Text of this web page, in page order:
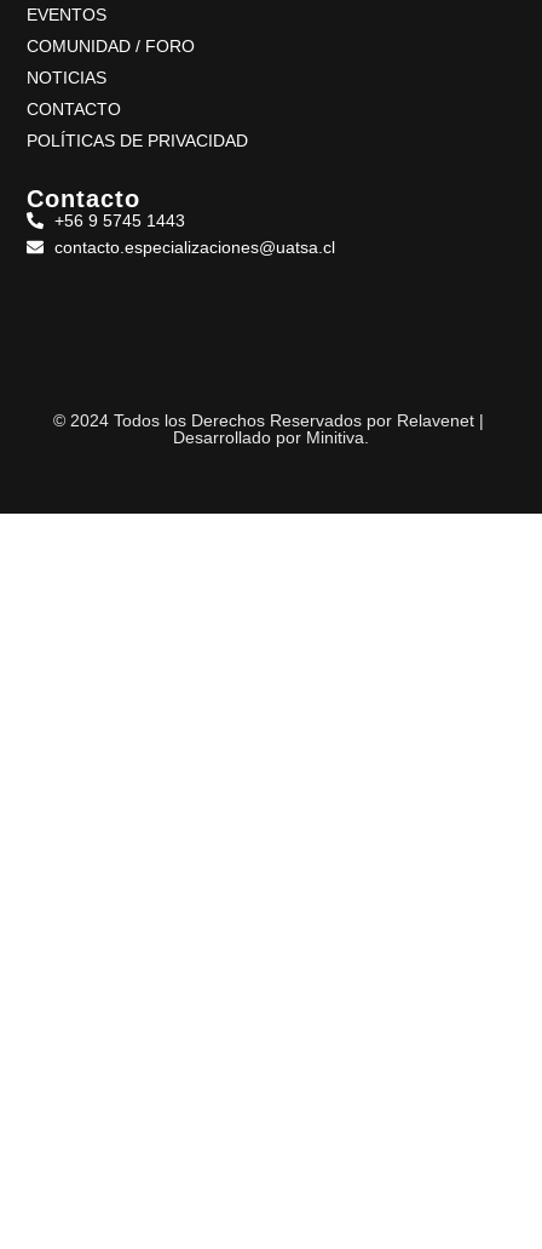
EVENTOS
COMUNIDAD / FORO
NOTICIAS
CONTACTO
POLÍTICAS DE PRIVACIDAD
Contacto
+56 9 5745 1443
contacto.especializaciones@uatsa.cl
© 2024 Todos los Derechos Reservados por Relavenet |
Desarrollado por Minitiva